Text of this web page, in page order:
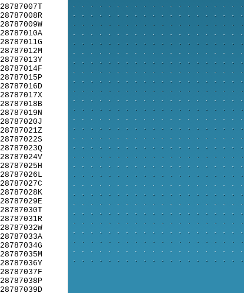
28787007T
28787008R
28787009W
28787010A
28787011G
28787012M
28787013Y
28787014F
28787015P
28787016D
28787017X
28787018B
28787019N
28787020J
28787021Z
28787022S
28787023Q
28787024V
28787025H
28787026L
28787027C
28787028K
28787029E
28787030T
28787031R
28787032W
28787033A
28787034G
28787035M
28787036Y
28787037F
28787038P
28787039D